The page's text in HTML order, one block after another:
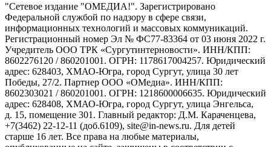
"Сетевое издание "ОМЕДИА!". Зарегистрировано
Федеральной службой по надзору в сфере связи,
информационных технологий и массовых коммуникаций.
Регистрационный номер Эл № ФС77-83364 от 03 июня 2022 г.
Учредитель ООО ТРК «Сургутинтерновости». ИНН/КПП:
8602276120 / 860201001. ОГРН: 1178617004257. Юридический
адрес: 628403, ХМАО-Югра, город Сургут, улица 30 лет
Победы, 27/2. Партнер ООО «ОМедиа». ИНН/КПП:
8602303021 / 860201001. ОГРН: 1218600006635. Юридический
адрес: 628408, ХМАО-Югра, город Сургут, улица Энгельса,
д. 15, помещение 301. Главный редактор: Д.М. Караченцева,
+7(3462) 22-12-11 (доб.6109), site@in-news.ru. Для детей
старше 16 лет. Все права на любые материалы,